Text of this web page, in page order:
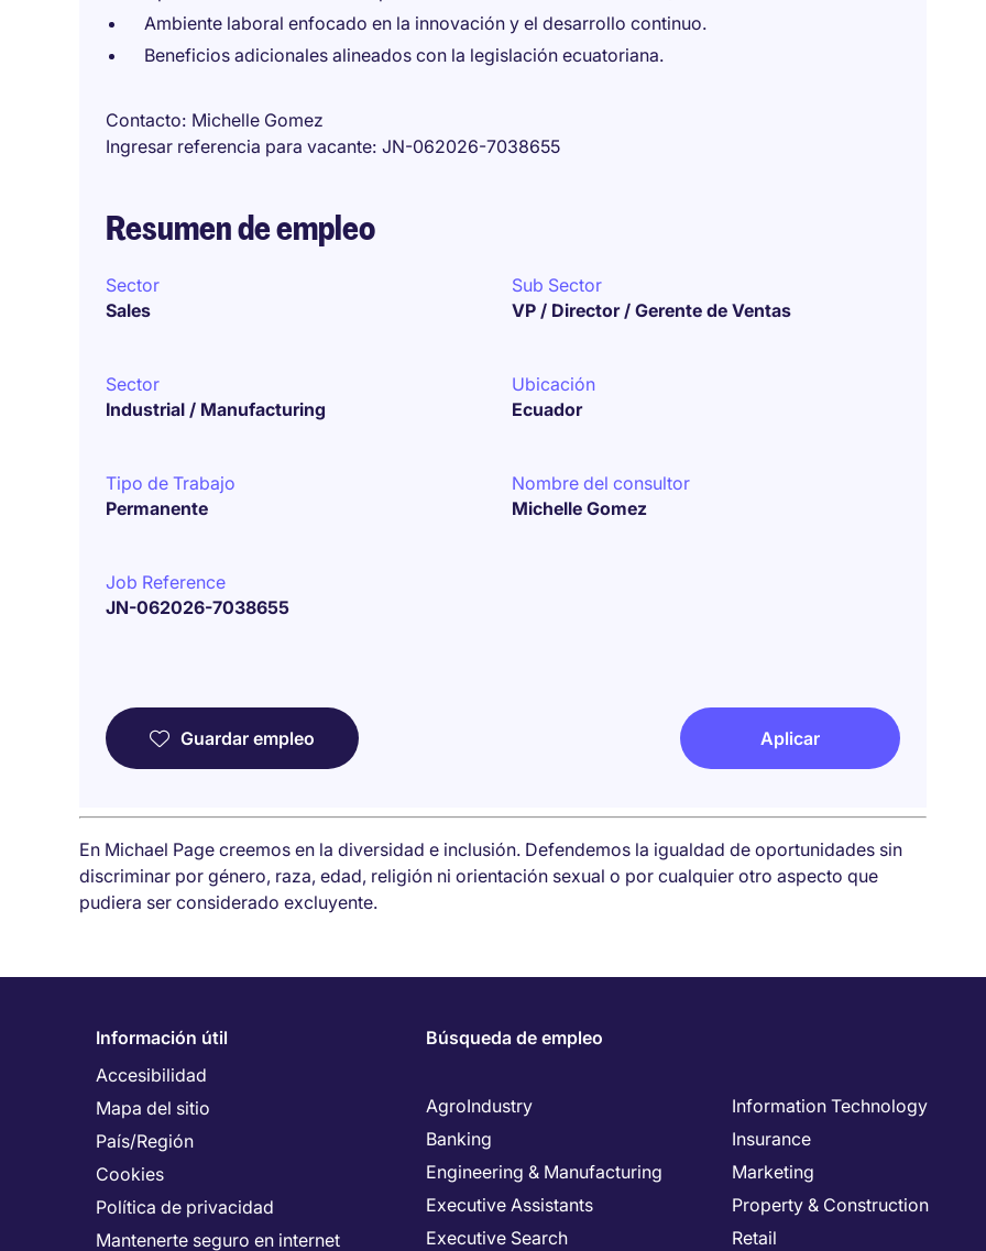
Ambiente laboral enfocado en la innovación y el desarrollo continuo.
Beneficios adicionales alineados con la legislación ecuatoriana.
Contacto Michelle Gomez
Ingresar referencia para vacante JN-062026-7038655
Resumen de empleo
Sector
Sales
Sub Sector
VP / Director / Gerente de Ventas
Sector
Industrial / Manufacturing
Ubicación
Ecuador
Tipo de Trabajo
Permanente
Nombre del consultor
Michelle Gomez
Job Reference
JN-062026-7038655
Guardar empleo Aplicar
En Michael Page creemos en la diversidad e inclusión. Defendemos la igualdad de oportunidades sin
discriminar por género, raza, edad, religión ni orientación sexual o por cualquier otro aspecto que
pudiera ser considerado excluyente.
Información útil
Accesibilidad
Mapa del sitio
País/Región
Cookies
Política de privacidad
Mantenerte seguro en internet
Búsqueda de empleo
AgroIndustry
Banking
Engineering & Manufacturing
Executive Assistants
Executive Search
Information Technology
Insurance
Marketing
Property & Construction
Retail